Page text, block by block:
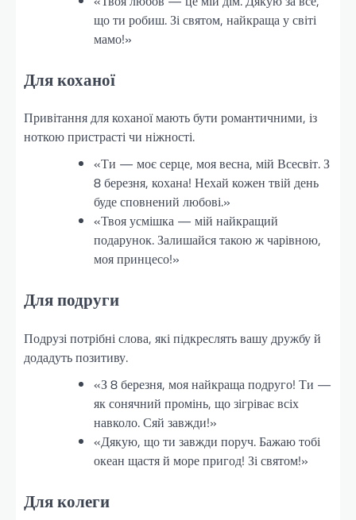
що ти робиш. Зі святом, найкраща у світі
мамо!»
Для коханої
Привітання для коханої мають бути романтичними, із
ноткою пристрасті чи ніжності.
«Ти — моє серце, моя весна, мій Всесвіт. З
8 березня, кохана! Нехай кожен твій день
буде сповнений любові.»
«Твоя усмішка — мій найкращий
подарунок. Залишайся такою ж чарівною,
моя принцесо!»
Для подруги
Подрузі потрібні слова, які підкреслять вашу дружбу й
додадуть позитиву.
«З 8 березня, моя найкраща подруго! Ти —
як сонячний промінь, що зігріває всіх
навколо. Сяй завжди!»
«Дякую, що ти завжди поруч. Бажаю тобі
океан щастя й море пригод! Зі святом!»
Для колеги